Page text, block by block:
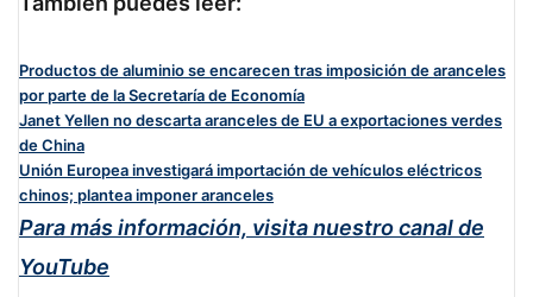
Productos de aluminio se encarecen tras imposición de aranceles
por parte de la Secretaría de Economía
Janet Yellen no descarta aranceles de EU a exportaciones verdes
de China
Unión Europea investigará importación de vehículos eléctricos
chinos; plantea imponer aranceles
Para más información, visita nuestro canal de
YouTube